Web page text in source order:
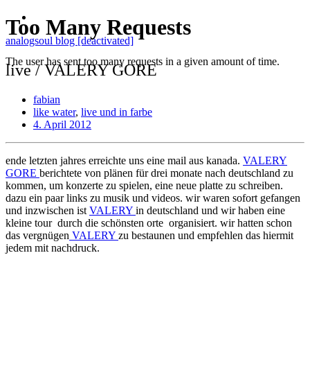
analogsoul blog [deactivated]
live / VALERY GORE
fabian
like water, live und in farbe
4. April 2012
ende letzten jahres erreichte uns eine mail aus kanada. VALERY
GORE berichtete von plänen für drei monate nach deutschland zu
kommen, um konzerte zu spielen, eine neue platte zu schreiben.
dazu ein paar links zu musik und videos. wir waren sofort gefangen
und inzwischen ist VALERY in deutschland und wir haben eine
kleine tour durch die schönsten orte organisiert. wir hatten schon
das vergnügen VALERY zu bestaunen und empfehlen das hiermit
jedem mit nachdruck.